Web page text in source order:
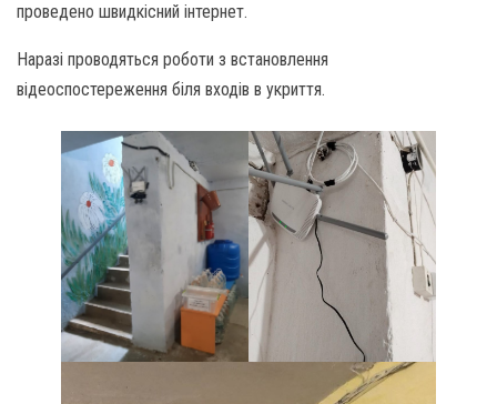
проведено швидкісний інтернет.
Наразі проводяться роботи з встановлення
відеоспостереження біля входів в укриття.